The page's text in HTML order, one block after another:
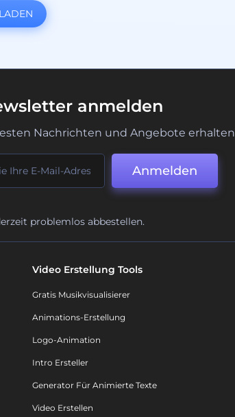
anmelden
Nachrichten und Angebote erhalten
Anmelden
problemlos abbestellen.
Video Erstellung Tools
Gratis Musikvisualisierer
Animations-Erstellung
Logo-Animation
Intro Ersteller
Generator Für Animierte Texte
Video Erstellen